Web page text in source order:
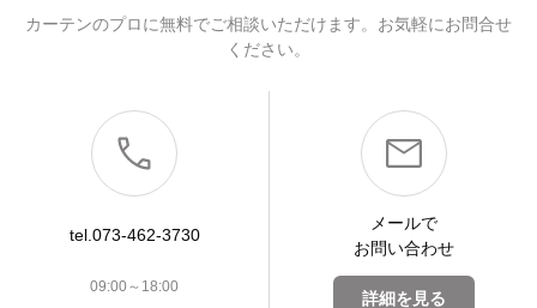
カーテンのプロに無料でご相談いただけます。お気軽にお問合せ
ください。
tel.073-462-3730
09:00～18:00
メールで
お問い合わせ
詳細を見る